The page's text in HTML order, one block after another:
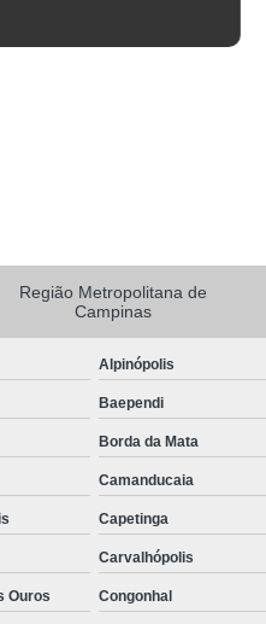
Listrada Preto e
Manga Longa Masculina
Social de Manga Longa
Manga Longa Masculina
Manga Longa Lisa
Social Preta Manga Longa
Masculina Social
Social Estampada
Social Masculina
Região Metropolitana de
Campinas
Alpinópolis
Baependi
Borda da Mata
Camanducaia
Capetinga
Carvalhópolis
Ouros Congonhal